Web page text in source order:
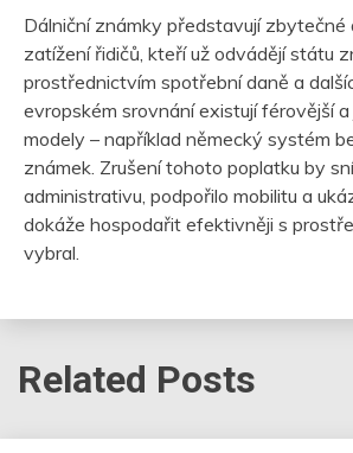
Dálniční známky představují zbytečné
zatížení řidičů, kteří už odvádějí státu
prostřednictvím spotřební daně a
evropském srovnání existují férovější
modely – například německý systém
známek. Zrušení tohoto poplatku by
administrativu, podpořilo mobilitu a
dokáže hospodařit efektivněji s
vybral.
Related Posts